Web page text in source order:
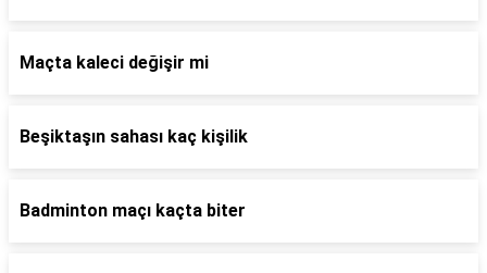
Maçta kaleci değişir mi
Beşiktaşın sahası kaç kişilik
Badminton maçı kaçta biter